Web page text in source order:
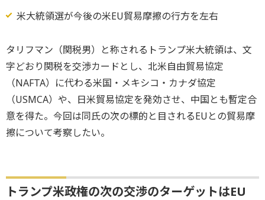
米大統領選が今後の米EU貿易摩擦の行方を左右
タリフマン（関税男）と称されるトランプ米大統領は、文
字どおり関税を交渉カードとし、北米自由貿易協定
（NAFTA）に代わる米国・メキシコ・カナダ協定
（USMCA）や、日米貿易協定を発効させ、中国とも暫定合
意を得た。今回は同氏の次の標的と目されるEUとの貿易摩
擦について考察したい。
トランプ米政権の次の交渉のターゲットはEU